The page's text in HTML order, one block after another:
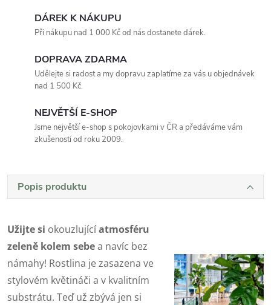
DÁREK K NÁKUPU
Při nákupu nad 1 000 Kč od nás dostanete dárek.
DOPRAVA ZDARMA
Udělejte si radost a my dopravu zaplatíme za vás u objednávek
nad 1 500 Kč.
NEJVĚTŠÍ E-SHOP
Jsme největší e-shop s pokojovkami v ČR a předáváme vám
zkušenosti od roku 2009.
Popis produktu
Užijte si okouzlujícíatmosféru
zeleně kolem sebea navíc bez
námahy! Rostlina je zasazena ve
stylovém květináči a v kvalitním
substrátu. Teď už zbývá jen si